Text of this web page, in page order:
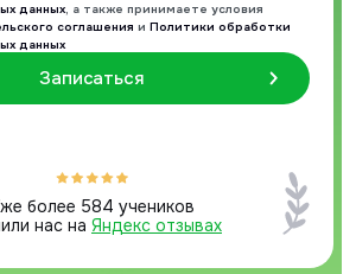
данных, а также принимаете условия
соглашения и Политики обработки
данных
Записаться
более 584 учеников
нас на Яндекс отзывах